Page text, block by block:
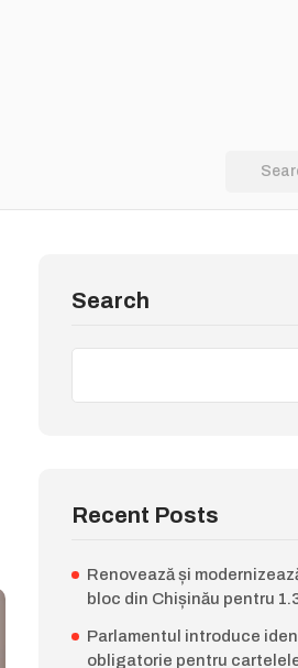
Search
Recent Posts
Renovează și
bloc din Chișinău pentru
Parlamentul introduce
obligatorie pentru